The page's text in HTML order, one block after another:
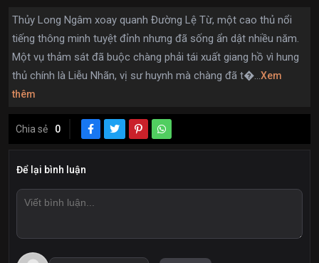
Thủy Long Ngâm xoay quanh Đường Lệ Từ, một cao thủ nổi
tiếng thông minh tuyệt đỉnh nhưng đã sống ẩn dật nhiều năm.
Một vụ thảm sát đã buộc chàng phải tái xuất giang hồ vì hung
thủ chính là Liễu Nhãn, vị sư huynh mà chàng đã t�...Xem
thêm
Chia sẻ 0
Để lại bình luận